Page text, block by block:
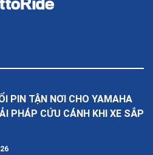
PIN TẬN NƠI CHO YAMAHA
PHÁP CỨU CÁNH KHI XE SẮP